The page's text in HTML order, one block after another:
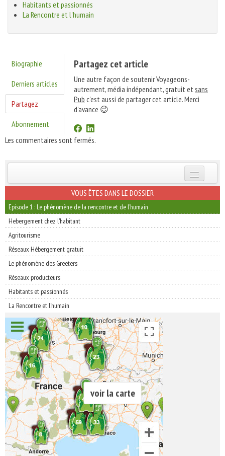
Habitants et passionnés
La Rencontre et l'humain
Biographie
Derniers articles
Partagez
Abonnement
Partagez cet article
Une autre façon de soutenir Voyageons-
autrement, média indépendant, gratuit etsans
Pub c'est aussi de partager cet article. Merci
d'avance 😉
Les commentaires sont fermés.
INSCRIVEZ-VOUS | ABONNEZ-VOUS
VOUS ÊTES DANS LE DOSSIER
Episode 1 : Le phénomène de la rencontre et de l'humain
Hebergement chez l'habitant
Agritourisme
Réseaux Hébergement gratuit
Le phénomène des Greeters
Réseaux producteurs
Habitants et passionnés
La Rencontre et l'humain
voir la carte